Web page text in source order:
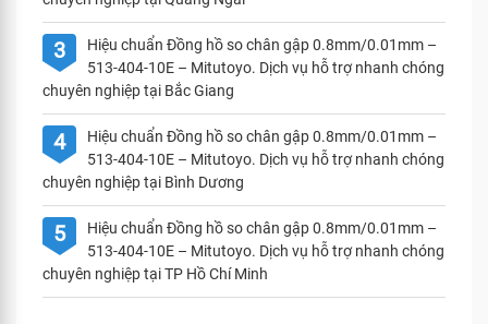
3
Hiệu chuẩn Đồng hồ so chân gập 0.8mm/0.01mm –
513-404-10E – Mitutoyo. Dịch vụ hỗ trợ nhanh chóng
chuyên nghiệp tại Bắc Giang
4
Hiệu chuẩn Đồng hồ so chân gập 0.8mm/0.01mm –
513-404-10E – Mitutoyo. Dịch vụ hỗ trợ nhanh chóng
chuyên nghiệp tại Bình Dương
5
Hiệu chuẩn Đồng hồ so chân gập 0.8mm/0.01mm –
513-404-10E – Mitutoyo. Dịch vụ hỗ trợ nhanh chóng
chuyên nghiệp tại TP Hồ Chí Minh